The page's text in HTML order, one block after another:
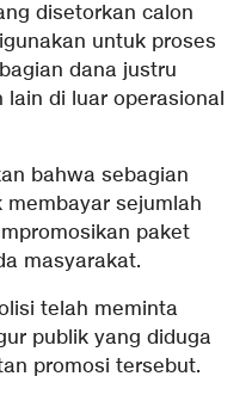
disetorkan calon
untuk proses
dana justru
di luar operasional
bahwa sebagian
sejumlah
paket
masyarakat.
telah meminta
publik yang diduga
promosi tersebut.